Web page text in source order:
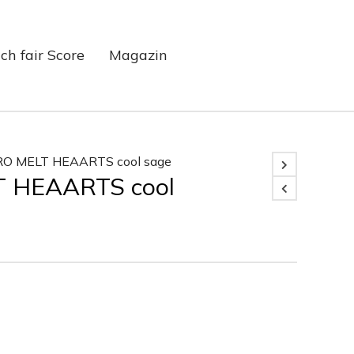
fair Score Magazin
MELT HEAARTS cool sage
HEAARTS cool